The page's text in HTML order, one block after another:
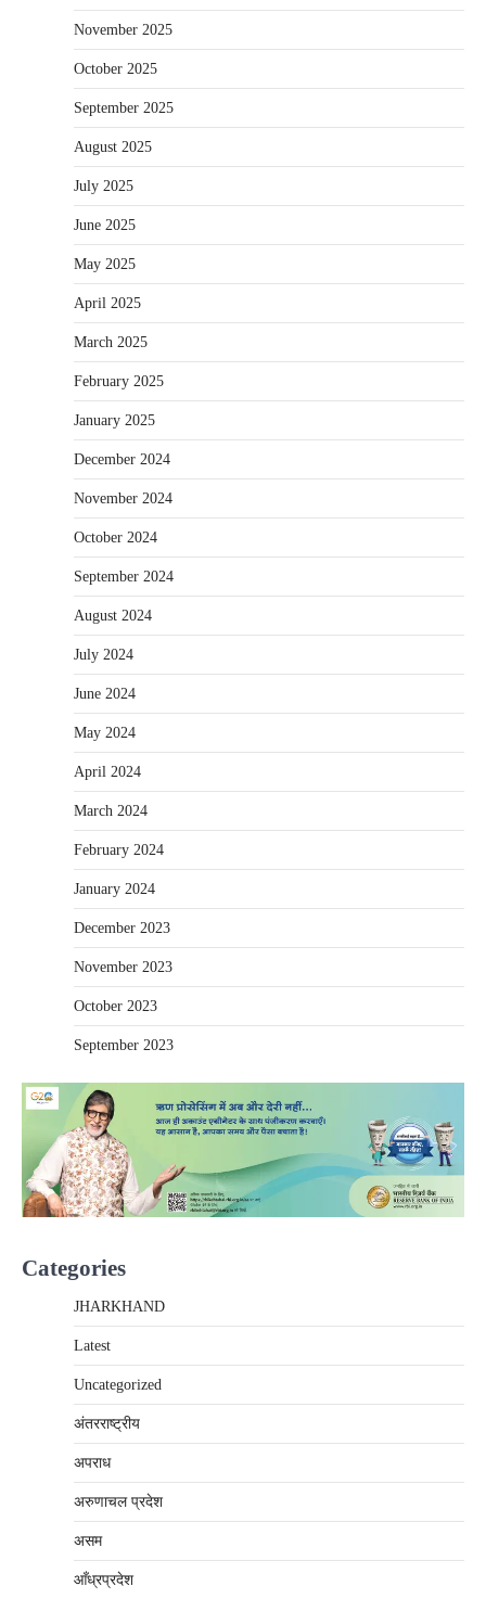
November 2025
October 2025
September 2025
August 2025
July 2025
June 2025
May 2025
April 2025
March 2025
February 2025
January 2025
December 2024
November 2024
October 2024
September 2024
August 2024
July 2024
June 2024
May 2024
April 2024
March 2024
February 2024
January 2024
December 2023
November 2023
October 2023
September 2023
Categories
JHARKHAND
Latest
Uncategorized
अंतरराष्‍ट्रीय
अपराध
अरुणाचल प्रदेश
असम
आँध्रप्रदेश